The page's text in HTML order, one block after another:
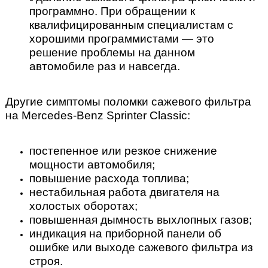
программно. При обращении к
квалифицированным специалистам с
хорошими программистами — это
решение проблемы на данном
автомобиле раз и навсегда.
Другие симптомы поломки сажевого фильтра
на Mercedes-Benz Sprinter Classic:
постепенное или резкое снижение
мощности автомобиля;
повышение расхода топлива;
нестабильная работа двигателя на
холостых оборотах;
повышенная дымность выхлопных газов;
индикация на приборной панели об
ошибке или выходе сажевого фильтра из
строя.